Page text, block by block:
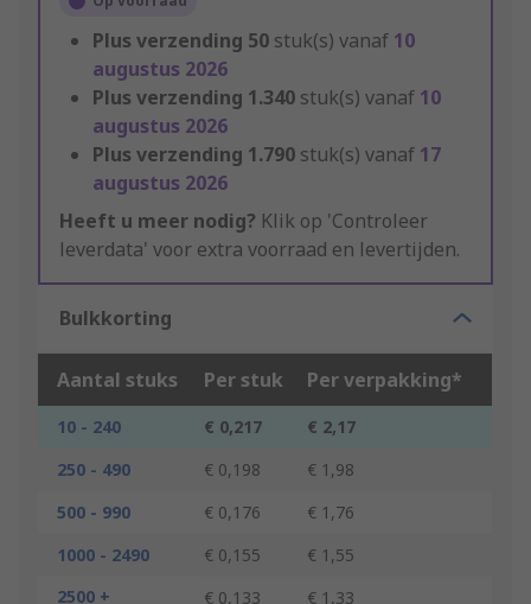
Plus verzending 50 stuk(s) vanaf 10
augustus 2026
Plus verzending 1.340 stuk(s) vanaf 10
augustus 2026
Plus verzending 1.790 stuk(s) vanaf 17
augustus 2026
Heeft u meer nodig? Klik op 'Controleer
leverdata' voor extra voorraad en levertijden.
Bulkkorting
Aantal stuks Per stuk Per verpakking*
10 - 240 € 0,217
€ 2,17
250 - 490
€ 0,198
€ 1,98
500 - 990
€ 0,176
€ 1,76
1000 - 2490
€ 0,155
€ 1,55
2500 +
€ 0,133 € 1,33